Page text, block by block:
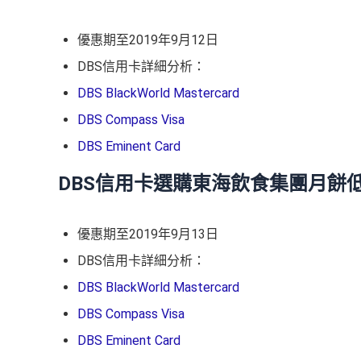
優惠期至2019年9月12日
DBS信用卡詳細分析：
DBS BlackWorld Mastercard
DBS Compass Visa
DBS Eminent Card
DBS信用卡選購東海飲食集團月餅
優惠期至2019年9月13日
DBS信用卡詳細分析：
DBS BlackWorld Mastercard
DBS Compass Visa
DBS Eminent Card